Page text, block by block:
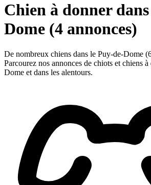
Chien à donner
Dome (4 annonces)
De nombreux chiens dans le Puy-de-Dome
Parcourez nos annonces de chiots et chiens
Dome et dans les alentours.